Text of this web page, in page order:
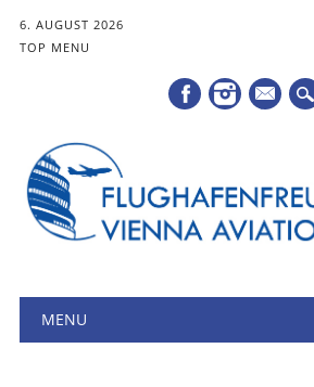
6. AUGUST 2026
TOP MENU
Mail
Hauptmenü
MENU